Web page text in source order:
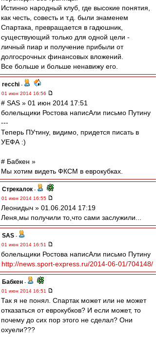
Истинно народный клуб, где высокие понятия,
как честь, совесть и т.д. были знаменем
Спартака, превращается в гадюшник,
существующий только для одной цели -
личный пиар и получение прибыли от
долгосрочных финансовых вложений.
Все больше и больше ненавижу его.
recchi -
01 июн 2014 16:56
# SAS » 01 июн 2014 17:51
болельщики Ростова написАли письмо Путину
---
Теперь ПУтину, видимо, придется писать в
УЕФА :)
# Бабкен »
Мы хотим видеть ФКСМ в еврокубках.
Стрекалок -
01 июн 2014 16:55
Леонидыч » 01.06.2014 17:19
Леня,мы получили то,что сами заслужили...
SAS -
01 июн 2014 16:51
болельщики Ростова написАли письмо Путину
http://news.sport-express.ru/2014-06-01/704148/
Бабкен -
01 июн 2014 16:51
Так я не понял. Спартак может или не может
отказаться от еврокубков? И если может, то
почему до сих пор этого не сделал? Они
охуели???